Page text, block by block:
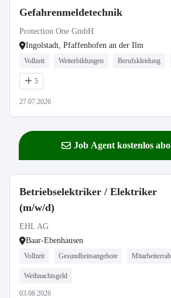
Gefahrenmeldetechnik
Protection One GmbH
Ingolstadt, Pfaffenhofen an der Ilm
Vollzeit Weiterbildungen Berufskleidung
5
27.07.2026
Job Agent kostenlos
Betriebselektriker / Elektriker
(m/w/d)
EHL AG
Baar-Ebenhausen
Vollzeit Gesundheitsangebote
Weihnachtsgeld
03.08.2026